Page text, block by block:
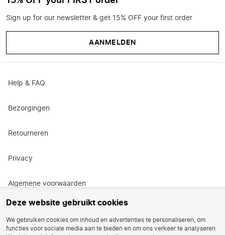
Deze website gebruikt cookies
We gebruiken cookies om inhoud en advertenties te personaliseren, om
functies voor sociale media aan te bieden en om ons verkeer te analyseren.
Sign up for our newsletter & get 15% OFF your first order
AANMELDEN
Help & FAQ
Bezorgingen
Retourneren
Privacy
Algemene voorwaarden
Actievoorwaarden